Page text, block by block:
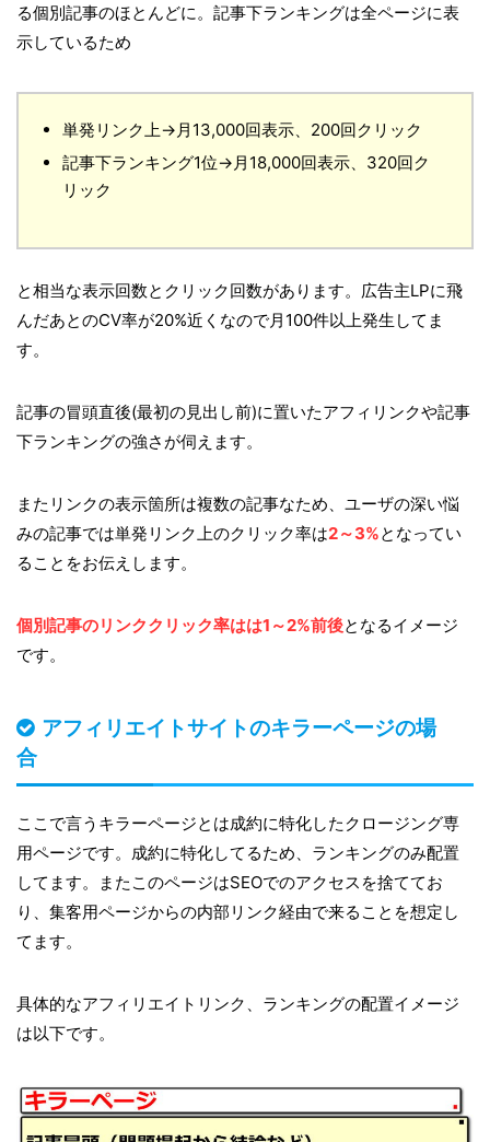
る個別記事のほとんどに。記事下ランキングは全ページに表
示しているため
単発リンク上→月13,000回表示、200回クリック
記事下ランキング1位→月18,000回表示、320回ク
リック
と相当な表示回数とクリック回数があります。広告主LPに飛
んだあとのCV率が20%近くなので月100件以上発生してま
す。
記事の冒頭直後(最初の見出し前)に置いたアフィリンクや記事
下ランキングの強さが伺えます。
またリンクの表示箇所は複数の記事なため、ユーザの深い悩
みの記事では単発リンク上のクリック率は2～3%となってい
ることをお伝えします。
個別記事のリンククリック率はは1～2%前後となるイメージ
です。
アフィリエイトサイトのキラーページの場
合
ここで言うキラーページとは成約に特化したクロージング専
用ページです。成約に特化してるため、ランキングのみ配置
してます。またこのページはSEOでのアクセスを捨ててお
り、集客用ページからの内部リンク経由で来ることを想定し
てます。
具体的なアフィリエイトリンク、ランキングの配置イメージ
は以下です。